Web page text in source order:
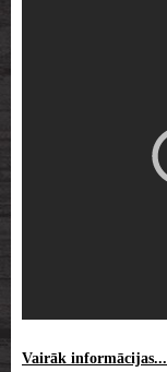
Vairāk informācijas...